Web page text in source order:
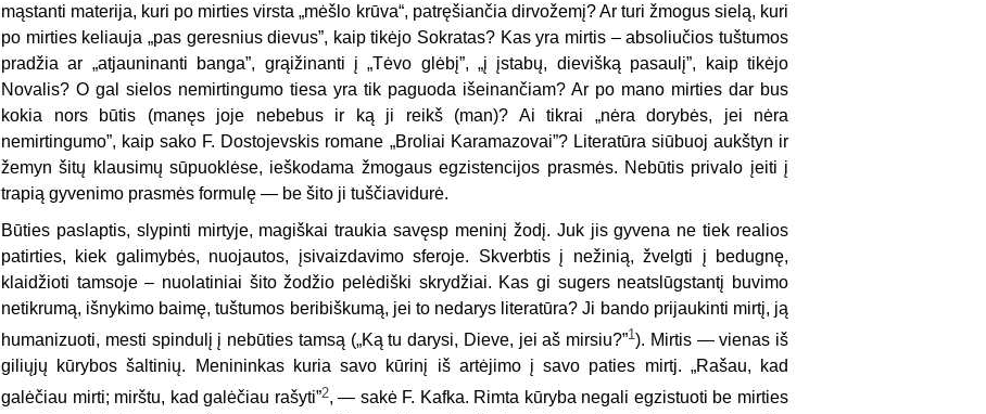
mąstanti materija, kuri po mirties virsta „mėšlo krūva“, patręšiančia dirvožemį? Ar turi žmogus sielą, kuri
po mirties keliauja „pas geresnius dievus”, kaip tikėjo Sokratas? Kas yra mirtis – absoliučios tuštumos
pradžia ar „atjauninanti banga”, grąižinanti į „Tėvo glėbį”, „į įstabų, dievišką pasaulį”, kaip tikėjo
Novalis? O gal sielos nemirtingumo tiesa yra tik paguoda išeinančiam? Ar po mano mirties dar bus
kokia nors būtis (manęs joje nebebus ir ką ji reikš (man)? Ai tikrai „nėra dorybės, jei nėra
nemirtingumo”, kaip sako F. Dostojevskis romane „Broliai Karamazovai”? Literatūra siūbuoj aukštyn ir
žemyn šitų klausimų sūpuoklėse, ieškodama žmogaus egzistencijos prasmės. Nebūtis privalo įeiti į
trapią gyvenimo prasmės formulę — be šito ji tuščiavidurė.
Būties paslaptis, slypinti mirtyje, magiškai traukia savęsp meninį žodį. Juk jis gyvena ne tiek realios
patirties, kiek galimybės, nuojautos, įsivaizdavimo sferoje. Skverbtis į nežinią, žvelgti į bedugnę,
klaidžioti tamsoje – nuolatiniai šito žodžio pelėdiški skrydžiai. Kas gi sugers neatslūgstantį buvimo
netikrumą, išnykimo baimę, tuštumos beribiškumą, jei to nedarys literatūra? Ji bando prijaukinti mirtį, ją
humanizuoti, mesti spindulį į nebūties tamsą („Ką tu darysi, Dieve, jei aš mirsiu?”1). Mirtis — vienas iš
giliųjų kūrybos šaltinių. Menininkas kuria savo kūrinį iš artėjimo į savo paties mirtj. „Rašau, kad
galėčiau mirti; mirštu, kad galėčiau rašyti”2, — sakė F. Kafka. Rimta kūryba negali egzistuoti be mirties